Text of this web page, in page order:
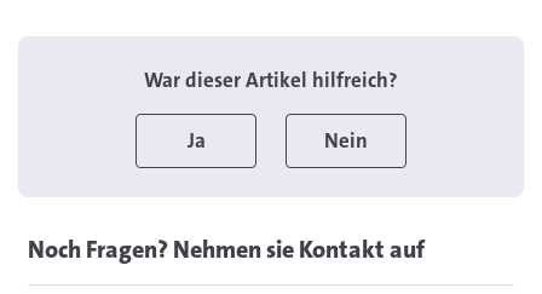
Noch Fragen? Nehmen sie Kontakt auf
War dieser Artikel hilfreich?
Ja Nein